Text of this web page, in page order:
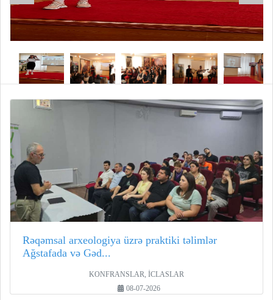
Rəqəmsal arxeologiya üzrə praktiki təlimlər
Ağstafada və Gəd...
KONFRANSLAR, İCLASLAR
08-07-2026